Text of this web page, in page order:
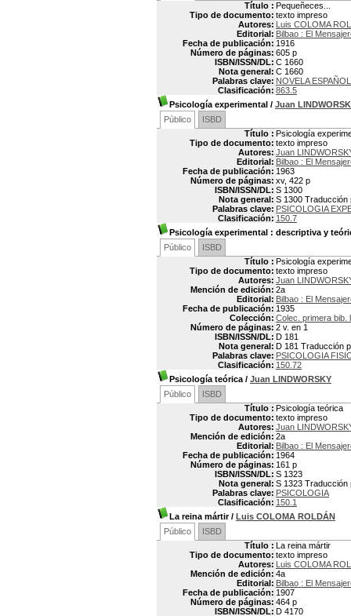
Título : Pequeñeces...
Tipo de documento: texto impreso
Autores: Luis COLOMA
Editorial: Bilbao : El
Fecha de publicación: 1916
Número de páginas: 605 p
ISBN/ISSN/DL: C 1660
Nota general: C 1660
Palabras clave: NOVELA
Clasificación: 863.5
Psicología experimental / Juan
Público
ISBD
Título : Psicología
Tipo de documento: texto impreso
Autores: Juan
Editorial: Bilbao : El
Fecha de publicación: 1963
Número de páginas: xv, 422 p
ISBN/ISSN/DL: S 1300
Nota general: S 1300 Traducción
Palabras clave: PSICOLOGIA
Clasificación: 150.7
Psicología experimental : descriptiva y
Público
ISBD
Título : Psicología
Tipo de documento: texto impreso
Autores: Juan
Mención de edición: 2a
Editorial: Bilbao : El
Fecha de publicación: 1935
Colección: Colec. primera bib.
Número de páginas: 2 v. en 1
ISBN/ISSN/DL: D 181
Nota general: D 181 Traducción
Palabras clave: PSICOLOGIA
Clasificación: 150.72
Psicología teórica / Juan LINDWORSKY
Público
ISBD
Título : Psicología teórica
Tipo de documento: texto impreso
Autores: Juan
Mención de edición: 2a
Editorial: Bilbao : El
Fecha de publicación: 1964
Número de páginas: 161 p
ISBN/ISSN/DL: S 1323
Nota general: S 1323 Traducción
Palabras clave: PSICOLOGIA
Clasificación: 150.1
La reina mártir/ Luis COLOMA ROLDÁN
Público
ISBD
Título : La reina mártir
Tipo de documento: texto impreso
Autores: Luis COLOMA
Mención de edición: 4a
Editorial: Bilbao : El
Fecha de publicación: 1907
Número de páginas: 464 p
ISBN/ISSN/DL: D 4170